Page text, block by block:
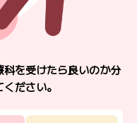
を受けたら良いのか分
ださい。